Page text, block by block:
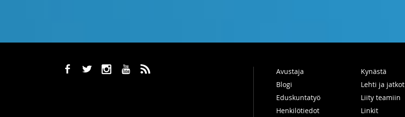
b a x r ,
Avustaja
Blogi
Eduskuntatyö
Henkilötiedot
Kynästä
Lehti ja jatkot
Liity teamiin
Linkit